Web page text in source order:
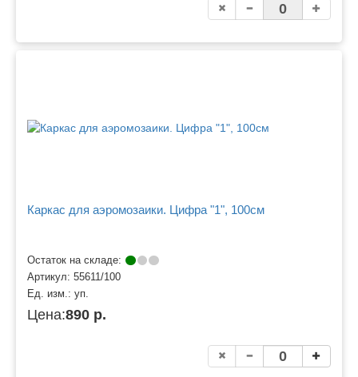
Каркас для аэромозаики. Цифра "1", 100см
Остаток на складе:
Артикул: 55611/100
Ед. изм.: уп.
Цена:890 р.